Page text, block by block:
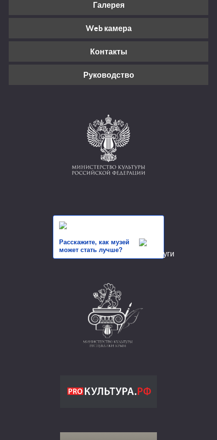
Галерея
Web камера
Контакты
Руководство
Расскажите, как музей
может стать лучше?